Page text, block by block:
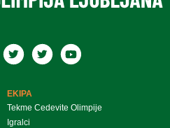
EKIPA
Tekme Cedevite Olimpije
Igralci